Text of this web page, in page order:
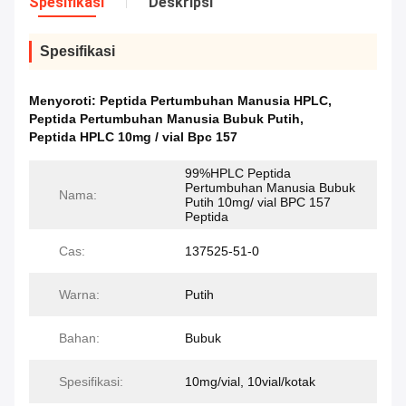
Spesifikasi
Menyoroti: Peptida Pertumbuhan Manusia HPLC,
Peptida Pertumbuhan Manusia Bubuk Putih,
Peptida HPLC 10mg / vial Bpc 157
Nama:
99%HPLC Peptida
Pertumbuhan Manusia Bubuk
Putih 10mg/ vial BPC 157
Peptida
Cas: 137525-51-0
Warna: Putih
Bahan: Bubuk
Spesifikasi: 10mg/vial, 10vial/kotak